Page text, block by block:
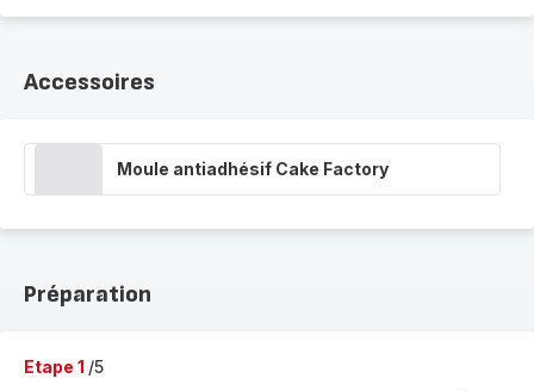
Accessoires
Moule antiadhésif Cake Factory
Préparation
Etape 1 /5